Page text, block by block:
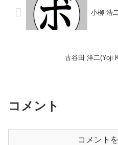
小柳 浩
古谷田 洋二(Yoji
コメント
コメント